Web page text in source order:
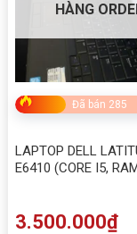
HÀNG
Đã bán 285
LAPTOP DELL
E6410 (CORE I5,
3.500.000₫